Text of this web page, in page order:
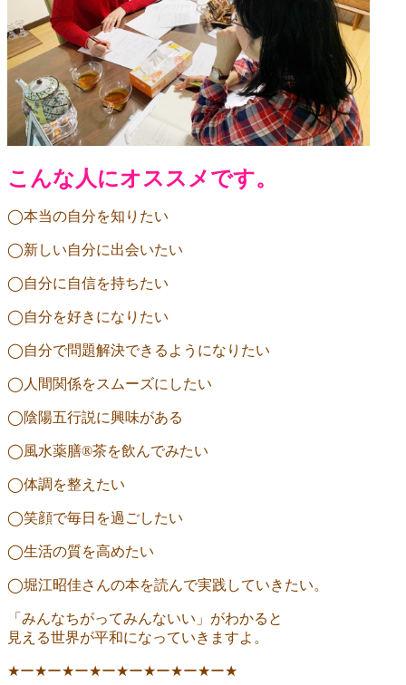
こんな人にオススメです。
◯本当の自分を知りたい
◯新しい自分に出会いたい
◯自分に自信を持ちたい
◯自分を好きになりたい
◯自分で問題解決できるようになりたい
◯人間関係をスムーズにしたい
◯陰陽五行説に興味がある
◯風水薬膳®︎茶を飲んでみたい
◯体調を整えたい
◯笑顔で毎日を過ごしたい
◯生活の質を高めたい
◯堀江昭佳さんの本を読んで実践していきたい。
「みんなちがってみんないい」がわかると
見える世界が平和になっていきますよ。
★ー★ー★ー★ー★ー★ー★ー★ー★